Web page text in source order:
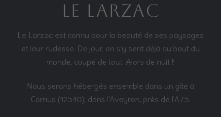
Le Larzac
Le Larzac est connu pour la beauté de ses paysages
et leur rudesse. De jour, on s’y sent déjà au bout du
monde, coupé de tout. Alors de nuit !!
Nous serons hébergés ensemble dans un gîte à
Cornus (12540), dans l'Aveyron, près de l'A75.